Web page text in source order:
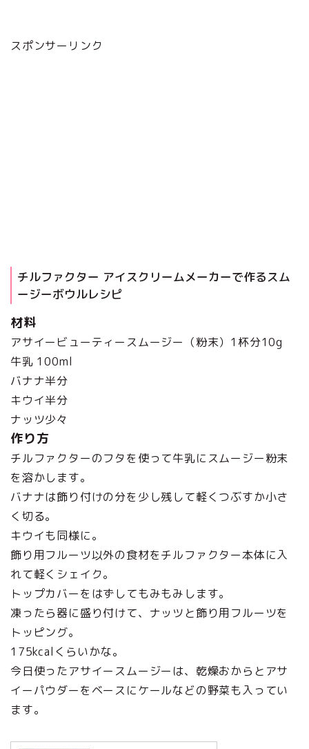
スポンサーリンク
チルファクター アイスクリームメーカーで作るスム
ージーボウルレシピ
材料
アサイービューティースムージー（粉末）1杯分10g
牛乳 100ml
バナナ半分
キウイ半分
ナッツ少々
作り方
チルファクターのフタを使って牛乳にスムージー粉末
を溶かします。
バナナは飾り付けの分を少し残して軽くつぶすか小さ
く切る。
キウイも同様に。
飾り用フルーツ以外の食材をチルファクター本体に入
れて軽くシェイク。
トップカバーをはずしてもみもみします。
凍ったら器に盛り付けて、ナッツと飾り用フルーツを
トッピング。
175kcalくらいかな。
今日使ったアサイースムージーは、乾燥おからとアサ
イーパウダーをベースにケールなどの野菜も入ってい
ます。